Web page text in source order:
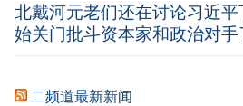
北戴河元老们还在讨论习近
始关门批斗资本家和政治对手
二频道最新新闻